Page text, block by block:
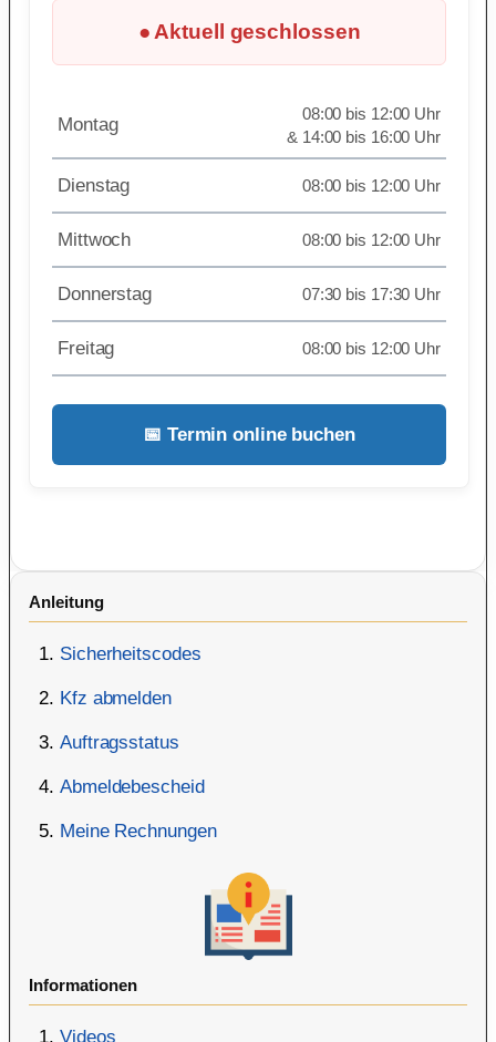
Anleitung
Sicherheitscodes
Kfz abmelden
Auftragsstatus
Abmeldebescheid
Meine Rechnungen
Informationen
Videos
● Aktuell geschlossen
Montag
08:00 bis 12:00 Uhr
& 14:00 bis 16:00 Uhr
Dienstag 08:00 bis 12:00 Uhr
Mittwoch 08:00 bis 12:00 Uhr
Donnerstag 07:30 bis 17:30 Uhr
Freitag 08:00 bis 12:00 Uhr
📅 Termin online buchen